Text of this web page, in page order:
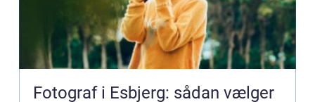
Fotograf i Esbjerg: sådan vælger